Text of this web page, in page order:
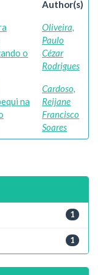
Author(s)
o
Oliveira,
Paulo
Cézar
Rodrigues
na
Cardoso,
Reijane
Francisco
Soares
1
1